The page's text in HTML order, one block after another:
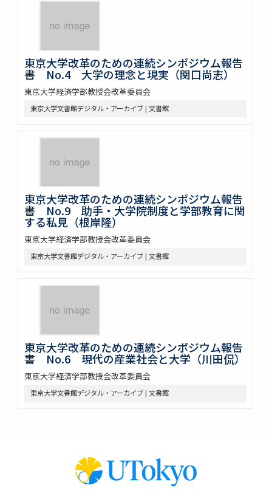
東京大学改革のための連続シンポジウム報告
書 No.4 大学の理念と現実（関口尚志）
東京大学経済学部教授会改革委員会
東京大学文書館デジタル・アーカイブ | 文書館
東京大学改革のための連続シンポジウム報告
書 No.9 助手・大学院制度と学部教育に関
する私見（根岸隆）
東京大学経済学部教授会改革委員会
東京大学文書館デジタル・アーカイブ | 文書館
東京大学改革のための連続シンポジウム報告
書 No.6 現代の産業社会と大学（川田侃）
東京大学経済学部教授会改革委員会
東京大学文書館デジタル・アーカイブ | 文書館